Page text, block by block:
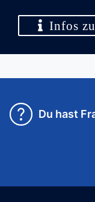
Infos
Du hast